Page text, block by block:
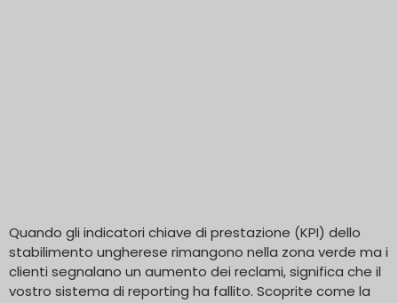
Quando gli indicatori chiave di prestazione (KPI) dello
stabilimento ungherese rimangono nella zona verde ma i
clienti segnalano un aumento dei reclami, significa che il
vostro sistema di reporting ha fallito. Scoprite come la